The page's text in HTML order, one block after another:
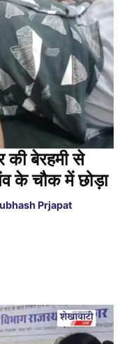
बेरहमी से
के चौक में छोड़ा
Prjapat